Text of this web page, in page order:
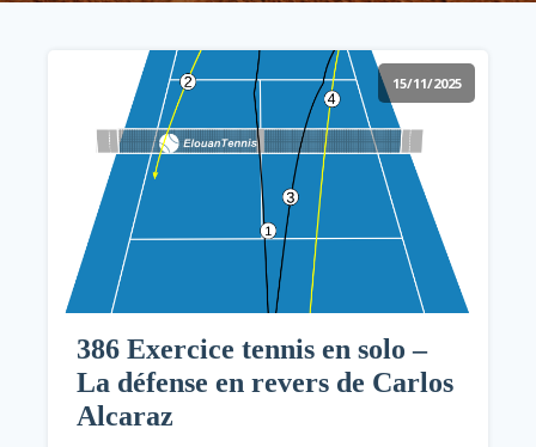
15/11/2025
386 Exercice tennis en solo –
La défense en revers de Carlos
Alcaraz